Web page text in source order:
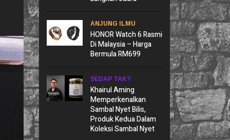
ANJUNG ILMU
HONOR Watch 6 Rasmi
Di Malaysia – Harga
Bermula RM699
SEDAP TAK?
Khairul Aming
Memperkenalkan
Sambal Nyet Bilis,
Produk Kedua Dalam
Koleksi Sambal Nyet